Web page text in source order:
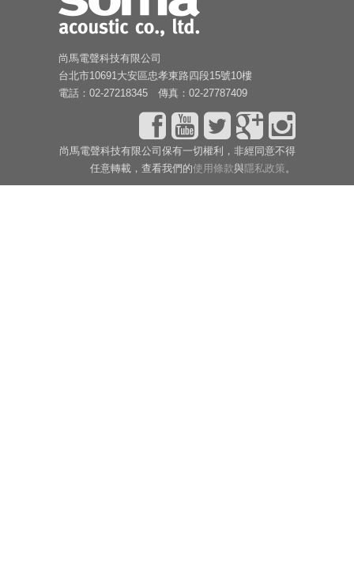
尚馬電聲科技有限公司
台北市10691大安區忠孝東路四段15號10樓
電話：02-27218345 傳真：02-27787409
尚馬電聲科技有限公司保有一切權利，非經同意不得
任意轉載，查看我們的使用條款與隱私政策。